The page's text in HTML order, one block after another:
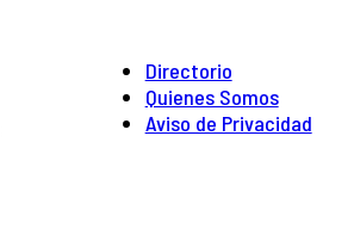
Directorio
Quienes Somos
Aviso de Privacidad